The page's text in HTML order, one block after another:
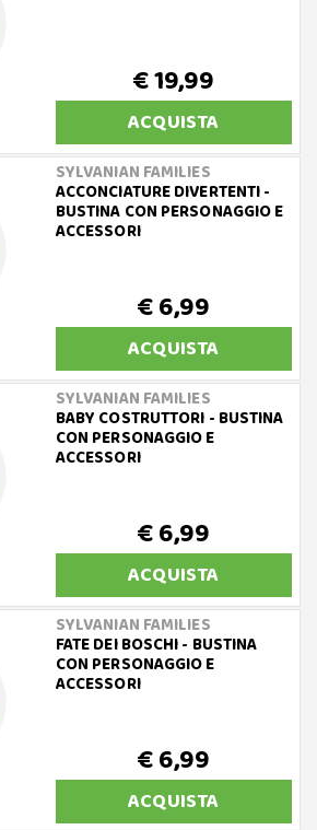
€ 19,99
ACQUISTA
SYLVANIAN FAMILIES
ACCONCIATURE DIVERTENTI -
BUSTINA CON PERSONAGGIO E
ACCESSORI
€ 6,99
ACQUISTA
SYLVANIAN FAMILIES
BABY COSTRUTTORI - BUSTINA
CON PERSONAGGIO E
ACCESSORI
€ 6,99
ACQUISTA
SYLVANIAN FAMILIES
FATE DEI BOSCHI - BUSTINA
CON PERSONAGGIO E
ACCESSORI
€ 6,99
ACQUISTA